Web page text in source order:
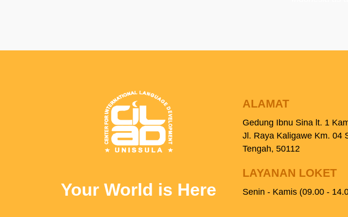
Your World is Here
ALAMAT
Gedung Ibnu Sina lt. 1
Jl. Raya Kaligawe Km. 04
Tengah, 50112
LAYANAN LOKET
Senin - Kamis (09.00 -